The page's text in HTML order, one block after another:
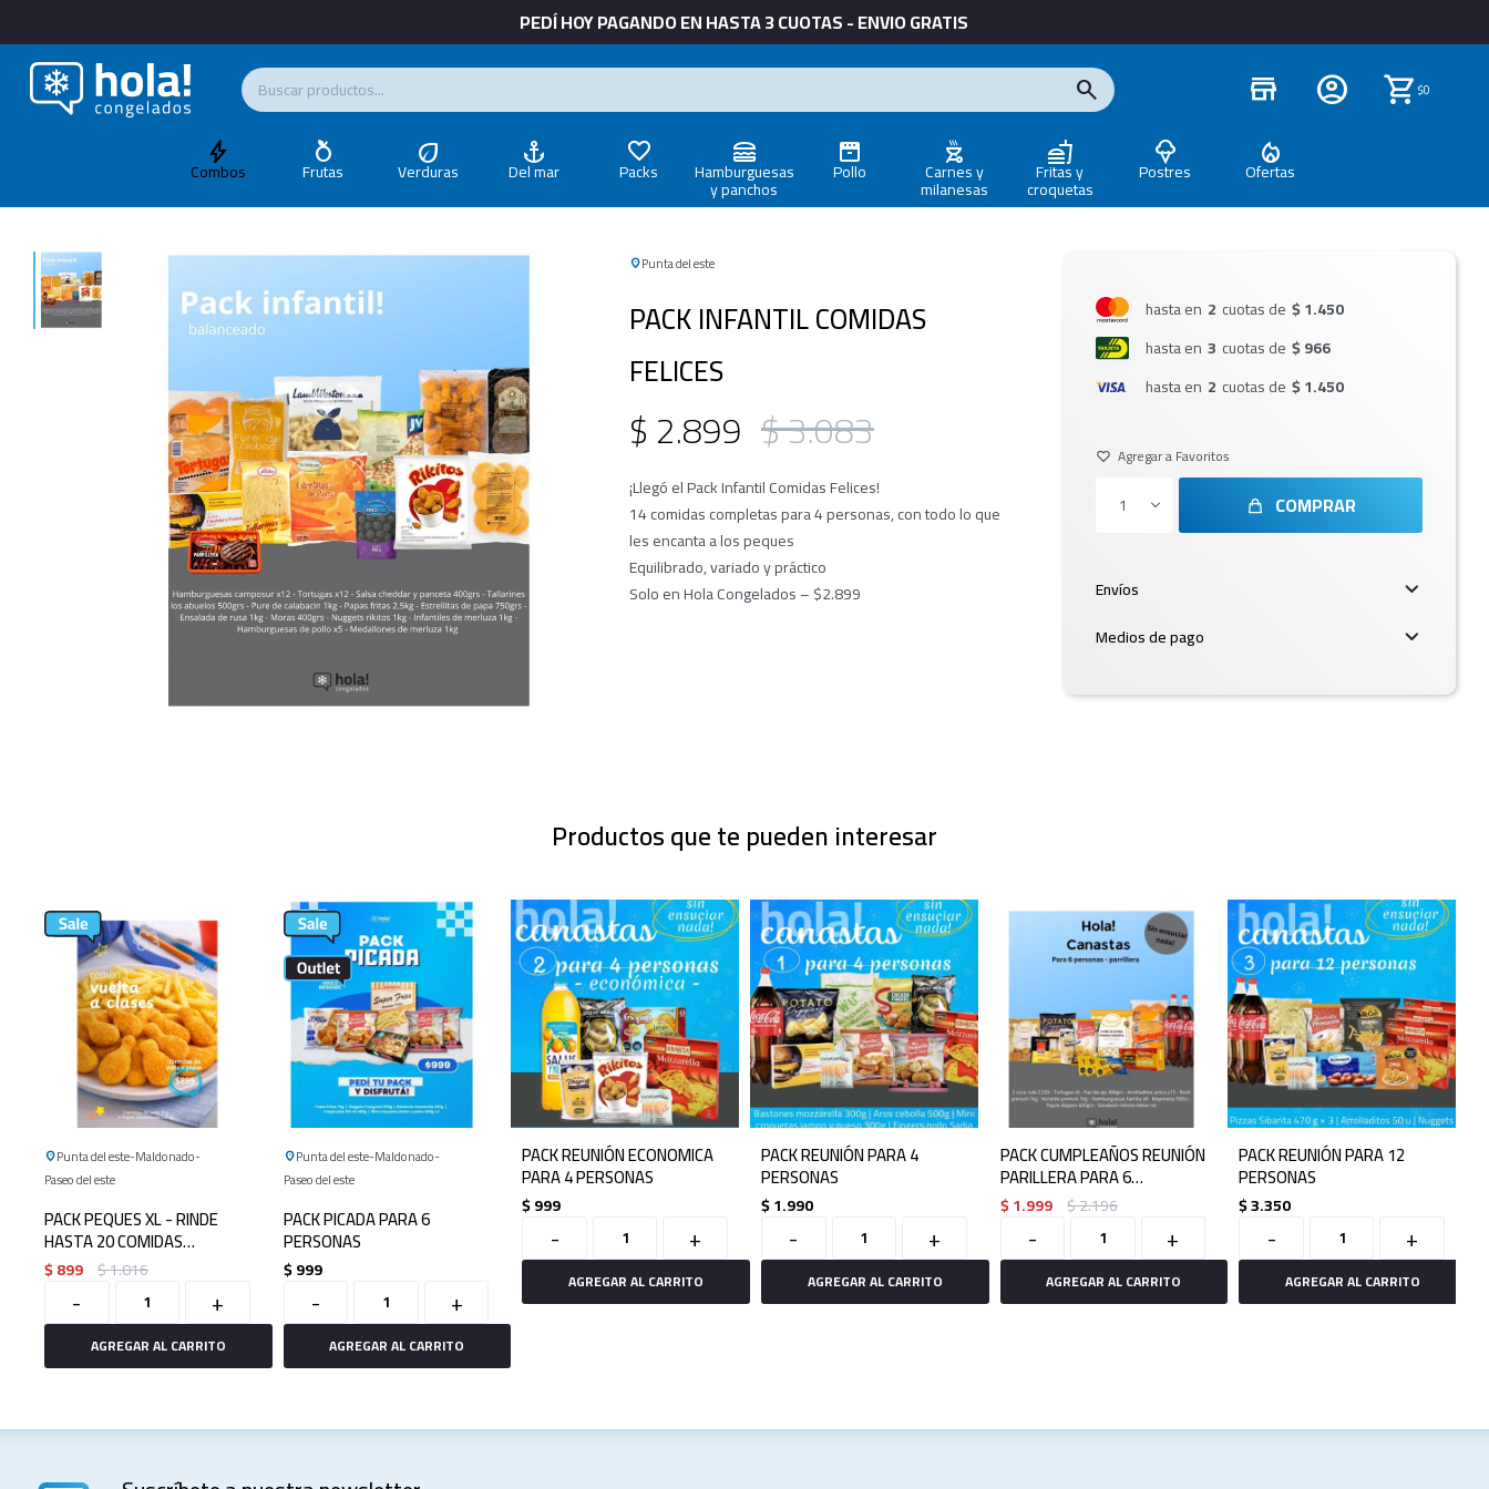
PEDÍ HOY PAGANDO EN HASTA 3 CUOTAS - ENVIO GRATIS
store $0
Combos Frutas Verduras Del mar Packs Hamburguesas
y panchos
Pollo Carnes y
milanesas
Fritas y
croquetas
Postres Ofertas
Punta del este
PACK INFANTIL COMIDAS
FELICES
$2.899 $3.083
¡Llegó el Pack Infantil Comidas Felices!
14 comidas completas para 4 personas, con todo lo que
les encanta a los peques
Equilibrado, variado y práctico
Solo en Hola Congelados – $2.899
hasta en 2 cuotas de $ 1.450
hasta en 3 cuotas de $ 966
hasta en 2 cuotas de $ 1.450
1 COMPRAR
Envíos
Medios de pago
Productos que te pueden interesar
Punta del este Maldonado
Paseo del este
PACK PEQUES XL - RINDE
HASTA 20 COMIDAS
INFANTILES
$899 $1.016
- +
Punta del este Maldonado
Paseo del este
PACK PICADA PARA 6
PERSONAS
$999
- +
PACK REUNIÓN ECONOMICA
PARA 4 PERSONAS
$999
- +
PACK REUNIÓN PARA 4
PERSONAS
$1.990
- +
PACK CUMPLEAÑOS REUNIÓN
PARILLERA PARA 6
PERSONAS
$1.999 $2.196
- +
PACK REUNIÓN PARA 12
PERSONAS
$3.350
- +